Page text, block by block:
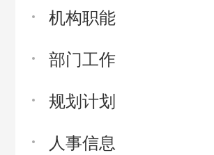
机构职能
部门工作
规划计划
人事信息